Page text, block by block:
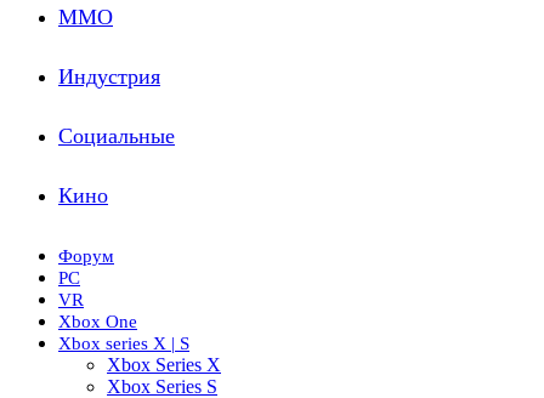
ММО
Индустрия
Социальные
Кино
Форум
PC
VR
Xbox One
Xbox series X | S
Xbox Series X
Xbox Series S